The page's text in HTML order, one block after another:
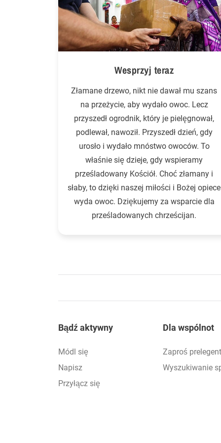
Wesprzyj teraz
Złamane drzewo, nikt nie dawał mu szans
na przeżycie, aby wydało owoc. Lecz
przyszedł ogrodnik, który je pielęgnował,
podlewał, nawoził. Przyszedł dzień, gdy
urosło i wydało mnóstwo owoców. To
właśnie się dzieje, gdy wspieramy
prześladowany Kościół. Choć złamany i
słaby, to dzięki naszej miłości i Bożej opiece
wyda owoc. Dziękujemy za wsparcie dla
prześladowanych chrześcijan.
Footer
Bądź aktywny
Módl się
Napisz
Przyłącz się
Dla wspólnot
Zaproś
Wyszukiwanie